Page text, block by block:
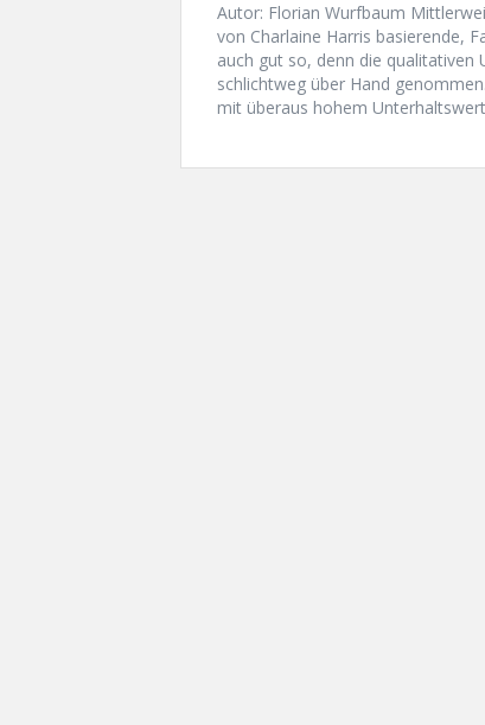
Autor: Florian Wurfbaum
von Charlaine Harris basierende,
auch gut so, denn die qualitativen
schlichtweg über Hand
mit überaus hohem